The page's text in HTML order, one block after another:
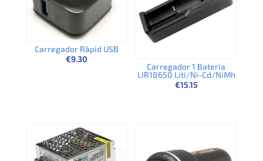
Carregador Ràpid USB
€9.30
Carregador 1 Bateria
LIR18650 Liti/Ni-Cd/NiMh
€15.15